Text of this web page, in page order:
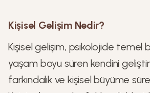
Kişisel Gelişim Nedir?
Kişisel gelişim, psikolojide temel
yaşam boyu süren kendini
farkındalık ve kişisel büyüme